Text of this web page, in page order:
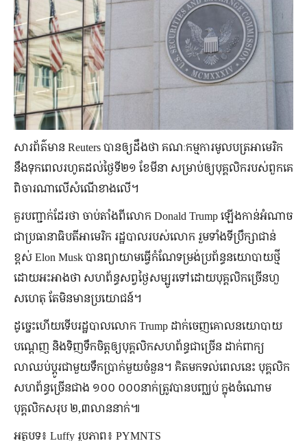
សារព័ត៌មាន Reuters បានឲ្យដឹងថា គណៈកម្មការមូលបត្រអាមេរិក
នឹងទុកពេលរហូតដល់ថ្ងៃទី២១ ខែមីនា សម្រាប់ឲ្យបុគ្គលិករបស់ពួកគេ
ពិចារណាលើសំណើខាងលើ។
គួរបញ្ជាក់ដែរថា ចាប់តាំងពីលោក Donald Trump ឡើងកាន់អំណាច
ជាប្រធានាធិបតីអាមេរិក រដ្ឋបាលរបស់លោក រួមទាំងទីប្រឹក្សាជាន់
ខ្ពស់ Elon Musk បានព្យាយាមធ្វើកំណែទម្រង់ប្រព័ន្ធនយោបាយថ្មី
ដោយអះអាងថា សហព័ន្ធសព្វថ្ងៃសម្បូរទៅដោយបុគ្គលិកច្រើនហួ
សហេតុ តែមិនមានប្រយោជន៍។
ដូច្នេះហើយទើបរដ្ឋបាលលោក Trump ដាក់ចេញគោលនយោបាយ
បណ្ដេញ និងទិញទឹកចិត្តឲ្យបុគ្គលិកសហព័ន្ធជាច្រើន ដាក់ពាក្យ
លាឈប់ប្ដូរជាមួយទឹកប្រាក់មួយចំនួន។ គិតមកទល់ពេលនេះ បុគ្គលិក
សហព័ន្ធច្រើនជាង ១០០ ០០០នាក់ត្រូវបានបញ្ឈប់ ក្នុងចំណោម
បុគ្គលិកសរុប ២,៣លាននាក់៕
អត្ថបទ៖ Luffy រូបភាព៖ PYMNTS